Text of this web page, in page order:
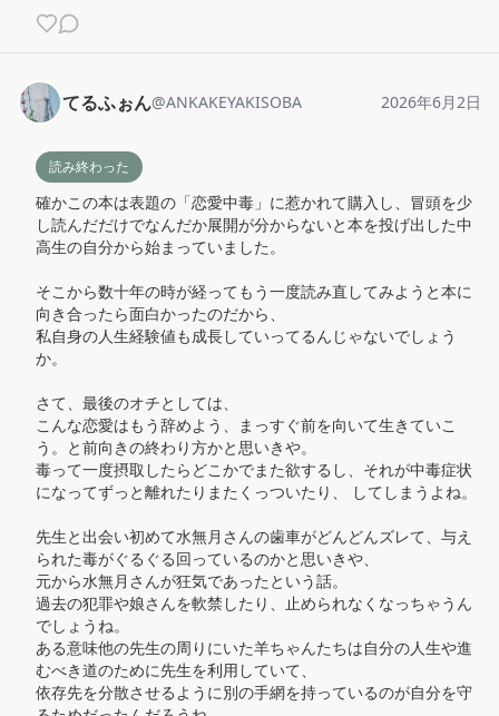
てるふぉん@ANKAKEYAKISOBA 2026年6月2日
読み終わった
確かこの本は表題の「恋愛中毒」に惹かれて購入し、冒頭を少
し読んだだけでなんだか展開が分からないと本を投げ出した中
高生の自分から始まっていました。
そこから数十年の時が経ってもう一度読み直してみようと本に
向き合ったら面白かったのだから、
私自身の人生経験値も成長していってるんじゃないでしょう
か。
さて、最後のオチとしては、
こんな恋愛はもう辞めよう、まっすぐ前を向いて生きていこ
う。と前向きの終わり方かと思いきや。
毒って一度摂取したらどこかでまた欲するし、それが中毒症状
になってずっと離れたりまたくっついたり、 してしまうよね。
先生と出会い初めて水無月さんの歯車がどんどんズレて、与え
られた毒がぐるぐる回っているのかと思いきや、
元から水無月さんが狂気であったという話。
過去の犯罪や娘さんを軟禁したり、止められなくなっちゃうん
でしょうね。
ある意味他の先生の周りにいた羊ちゃんたちは自分の人生や進
むべき道のために先生を利用していて、
依存先を分散させるように別の手網を持っているのが自分を守